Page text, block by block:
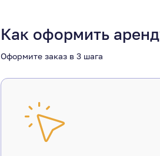
Как оформить
Оформите заказ в 3 шага